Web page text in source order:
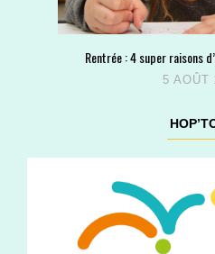
Rentrée : 4 super raisons
5 AOÛT